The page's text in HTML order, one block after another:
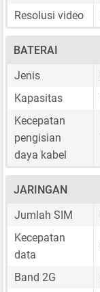
Resolusi video
BATERAI
Jenis
Kapasitas
Kecepatan
pengisian
daya kabel
JARINGAN
Jumlah SIM
Kecepatan
data
Band 2G